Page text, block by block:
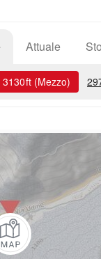
Attuale
3130ft (Mezzo)